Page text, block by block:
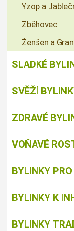
Yzop a
Zběhovec
Ženšen a
SLADKÉ
SVĚŽÍ
ZDRAVÉ
VOŇAVÉ
BYLINKY
BYLINKY K
BYLINKY